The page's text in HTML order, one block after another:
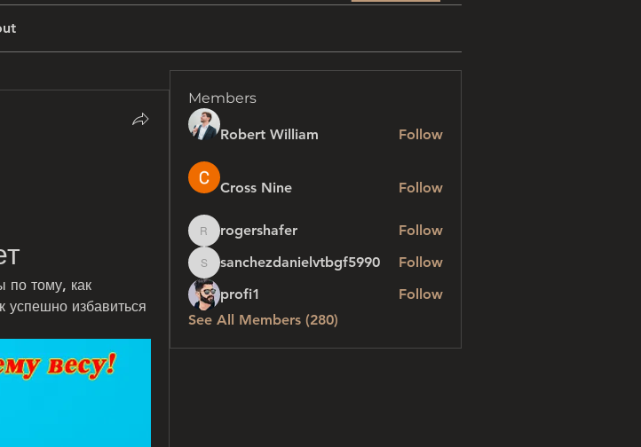
по тому, как
успешно избавиться
Members
Robert William Follow
Cross Nine Follow
rogershafer
rogershafer Follow
sanchezdanielvtbgf5990
sanchezdanielvtbgf5990
Follow
profi1
Follow
See All Members (280)